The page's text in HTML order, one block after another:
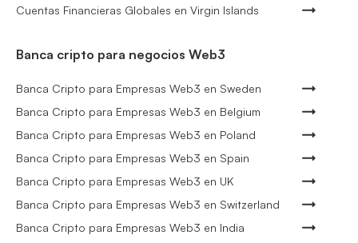
Cuentas Financieras Globales en Virgin Islands
Banca cripto para negocios Web3
Banca Cripto para Empresas Web3 en Sweden
Banca Cripto para Empresas Web3 en Belgium
Banca Cripto para Empresas Web3 en Poland
Banca Cripto para Empresas Web3 en Spain
Banca Cripto para Empresas Web3 en UK
Banca Cripto para Empresas Web3 en Switzerland
Banca Cripto para Empresas Web3 en India